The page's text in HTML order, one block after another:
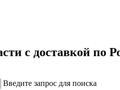
с доставкой по
Введите запрос для поиска